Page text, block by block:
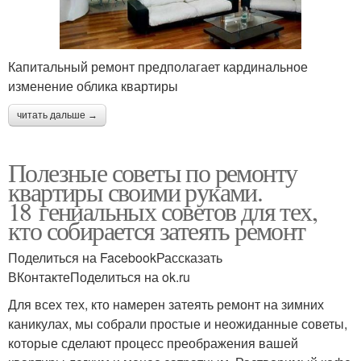
Капитальный ремонт предполагает кардинальное
изменение облика квартиры
читать дальше →
Полезные советы по ремонту
квартиры своими руками.
18 гениальных советов для тех,
кто собирается затеять ремонт
Поделиться на FacebookРассказать
ВКонтактеПоделиться на ok.ru
Для всех тех, кто намерен затеять ремонт на зимних
каникулах, мы собрали простые и неожиданные советы,
которые сделают процесс преображения вашей